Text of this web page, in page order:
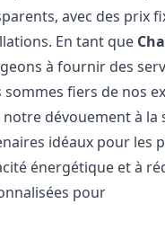
avec des prix
En tant que
à fournir des
sommes fiers de nos
notre dévouement à la
idéaux pour les
énergétique et à
pour